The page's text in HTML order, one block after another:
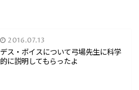
2016.07.13
デス・ボイスについて弓場先生に科学
的に説明してもらったよ